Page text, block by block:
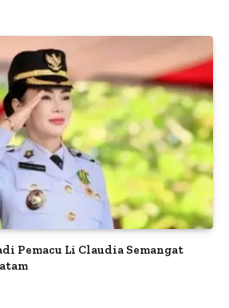
Pemacu Li Claudia Semangat